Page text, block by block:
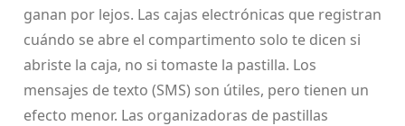
ganan por lejos. Las cajas electrónicas que registran
cuándo se abre el compartimento solo te dicen si
abriste la caja, no si tomaste la pastilla. Los
mensajes de texto (SMS) son útiles, pero tienen un
efecto menor. Las organizadoras de pastillas